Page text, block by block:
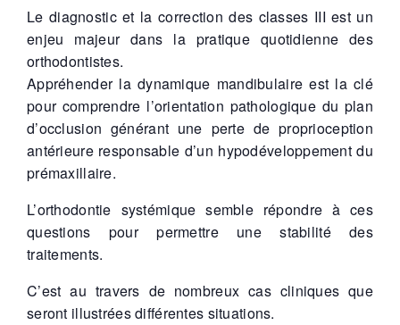
Le diagnostic et la correction des classes III est un
enjeu majeur dans la pratique quotidienne des
orthodontistes.
Appréhender la dynamique mandibulaire est la clé
pour comprendre l’orientation pathologique du plan
d’occlusion générant une perte de proprioception
antérieure responsable d’un hypodéveloppement du
prémaxillaire.
L’orthodontie systémique semble répondre à ces
questions pour permettre une stabilité des
traitements.
C’est au travers de nombreux cas cliniques que
seront illustrées différentes situations.